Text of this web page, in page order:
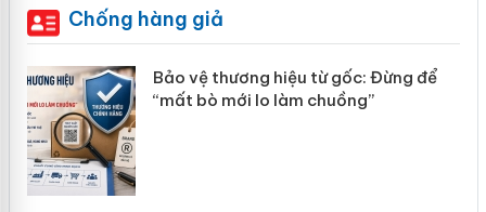
Chống hàng giả
Bảo vệ thương hiệu từ gốc: Đừng để
“mất bò mới lo làm chuồng”